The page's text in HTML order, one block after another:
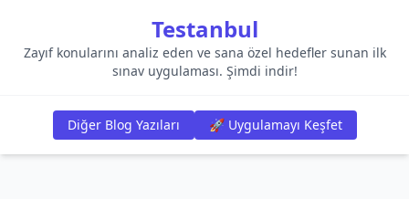
Testanbul
Zayıf konularını analiz eden ve sana özel hedefler sunan ilk
sınav uygulaması. Şimdi indir!
Diğer Blog Yazıları 🚀 Uygulamayı Keşfet